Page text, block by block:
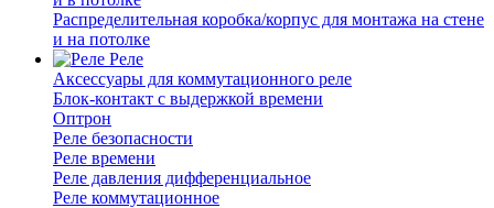
Распределительная коробка/корпус для монтажа на стене
и на потолке
Реле
Аксессуары для коммутационного реле
Блок-контакт с выдержкой времени
Оптрон
Реле безопасности
Реле времени
Реле давления дифференциальное
Реле коммутационное